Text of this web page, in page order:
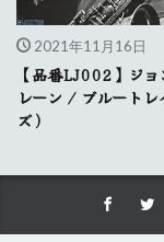
2021年11月16日
【品番LJ002】ジョ
レーン / ブルートレ
ズ）